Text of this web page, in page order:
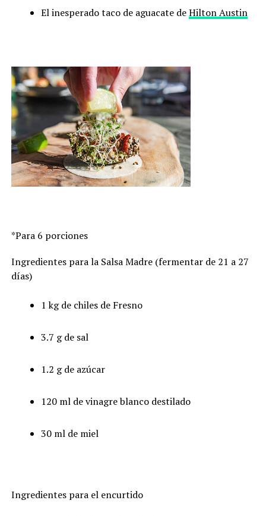
El inesperado taco de aguacate deHilton Austin
*Para 6 porciones
Ingredientes para la Salsa Madre (fermentar de 21 a 27
días)
1 kg de chiles de Fresno
3.7 g de sal
1.2 g de azúcar
120 ml de vinagre blanco destilado
30 ml de miel
Ingredientes para el encurtido